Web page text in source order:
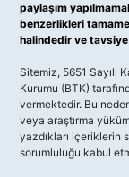
paylaşım
benzerlikleri
halindedir ve
Sitemiz, 5651 Sayılı
Kurumu (BTK)
vermektedir. Bu
veya araştırma
yazdıkları içeriklerin
sorumluluğu kabul